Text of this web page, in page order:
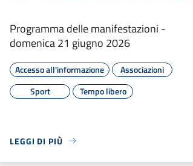
Programma delle manifestazioni -
domenica 21 giugno 2026
Accesso all'informazione
Associazioni
Sport
Tempo libero
LEGGI DI PIÙ